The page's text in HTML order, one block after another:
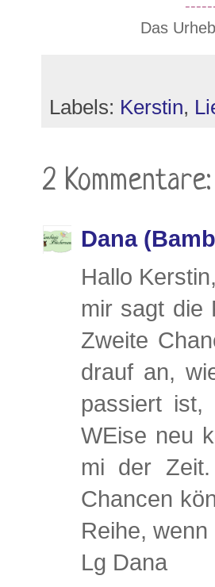
Das
Labels: Kerstin,
2 Kommentare:
Dana
Hallo Kerstin,
mir sagt die
Zweite
drauf an,
passiert
WEise neu
mi der
Chancen
Reihe,
Lg Dana